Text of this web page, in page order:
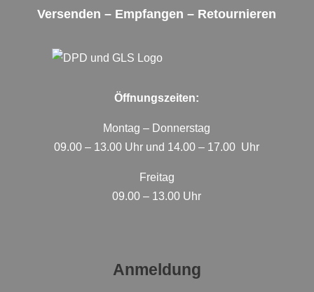
Versenden – Empfangen – Retournieren
Öffnungszeiten:
Montag – Donnerstag
09.00 – 13.00 Uhr und 14.00 – 17.00 Uhr
Freitag
09.00 – 13.00 Uhr
Anmeldung